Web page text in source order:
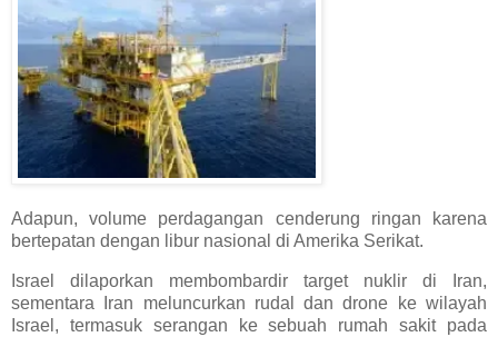
Adapun, volume perdagangan cenderung ringan karena
bertepatan dengan libur nasional di Amerika Serikat.
Israel dilaporkan membombardir target nuklir di Iran,
sementara Iran meluncurkan rudal dan drone ke wilayah
Israel, termasuk serangan ke sebuah rumah sakit pada